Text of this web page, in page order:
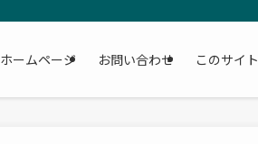
ホームページ お問い合わせ このサイ